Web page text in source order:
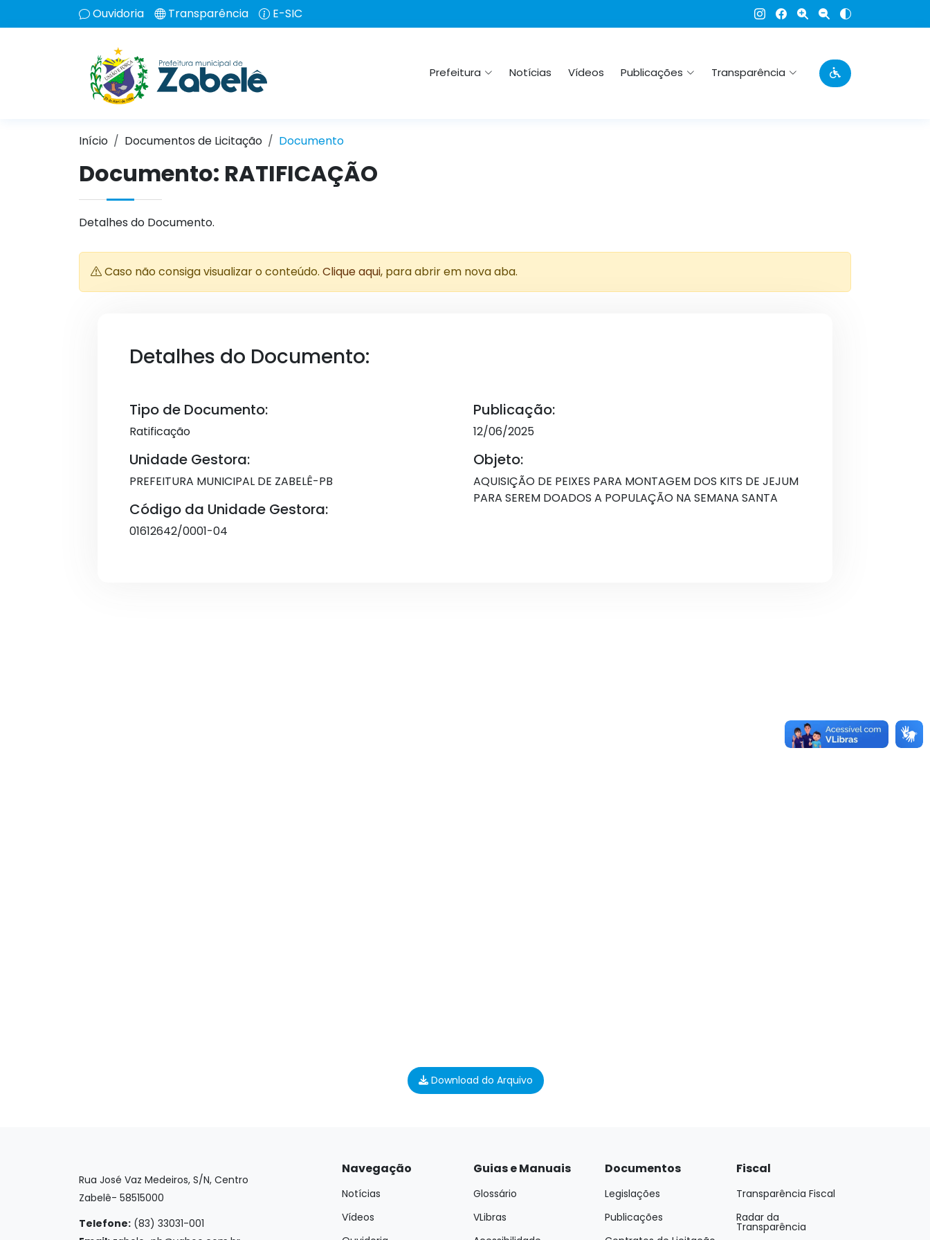
Ouvidoria Transparência E-SIC
Prefeitura Notícias Vídeos Publicações Transparência
Início Documentos de Licitação Documento
Documento: RATIFICAÇÃO
Detalhes do Documento.
Caso não consiga visualizar o conteúdo. Clique aqui, para abrir em nova aba.
Detalhes do Documento:
Tipo de Documento:
Ratificação
Unidade Gestora:
PREFEITURA MUNICIPAL DE ZABELÊ-PB
Código da Unidade Gestora:
01612642/0001-04
Publicação:
12/06/2025
Objeto:
AQUISIÇÃO DE PEIXES PARA MONTAGEM DOS KITS DE JEJUM
PARA SEREM DOADOS A POPULAÇÃO NA SEMANA SANTA
Download do Arquivo
Rua José Vaz Medeiros, S/N, Centro
Zabelê- 58515000
Telefone: (83) 33031-001
Navegação
Notícias
Vídeos
Guias e Manuais
Glossário
VLibras
Documentos
Legislações
Publicações
Fiscal
Transparência Fiscal
Radar da
Transparência